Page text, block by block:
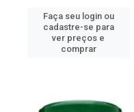
Faça seu login ou
cadastre-se para
ver preços e
comprar